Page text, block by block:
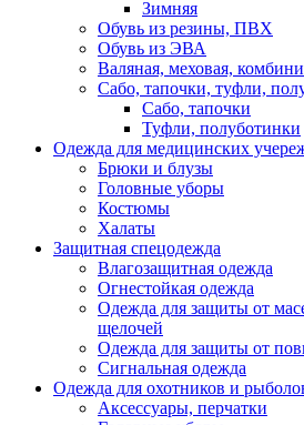
Зимняя
Обувь из резины, ПВХ
Обувь из ЭВА
Валяная, меховая,
Сабо, тапочки, туфли,
Сабо, тапочки
Туфли, полуботинки
Одежда для медицинских
Брюки и блузы
Головные уборы
Костюмы
Халаты
Защитная спецодежда
Влагозащитная одежда
Огнестойкая одежда
Одежда для защиты от
щелочей
Одежда для защиты от
Сигнальная одежда
Одежда для охотников и
Аксессуары, перчатки